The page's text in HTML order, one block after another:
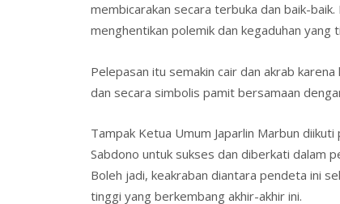
membicarakan secara terbuka dan baik-
menghentikan polemik dan kegaduhan
Pelepasan itu semakin cair dan akrab
dan secara simbolis pamit bersamaan
Tampak Ketua Umum Japarlin Marbun
Sabdono untuk sukses dan diberkati dalam
Boleh jadi, keakraban diantara pendeta ini
tinggi yang berkembang akhir-akhir ini.